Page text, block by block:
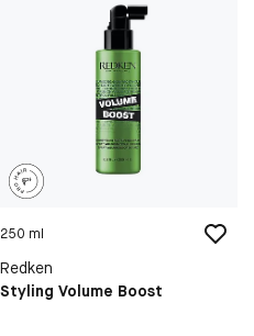
250 ml
Redken
Styling Volume Boost